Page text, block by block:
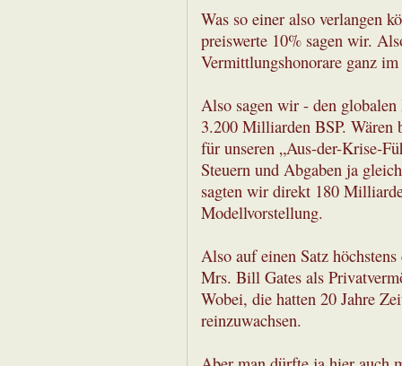
Was so einer also verlangen
preiswerte 10% sagen wir.
Vermittlungshonorare ganz
Also sagen wir - den
3.200 Milliarden BSP.
für unseren „Aus-der-Krise-
Steuern und Abgaben ja
sagten wir direkt 180
Modellvorstellung.
Also auf einen Satz
Mrs. Bill Gates als
Wobei, die hatten 20 Jahre
reinzuwachsen.